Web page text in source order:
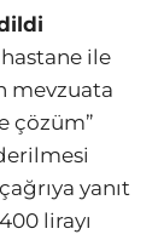
ile
mevzuata
çözüm”
yanıt
lirayı